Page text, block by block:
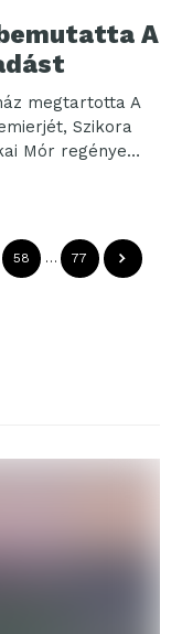
A
megtartotta A
Szikora
Mór regénye
58 … 77